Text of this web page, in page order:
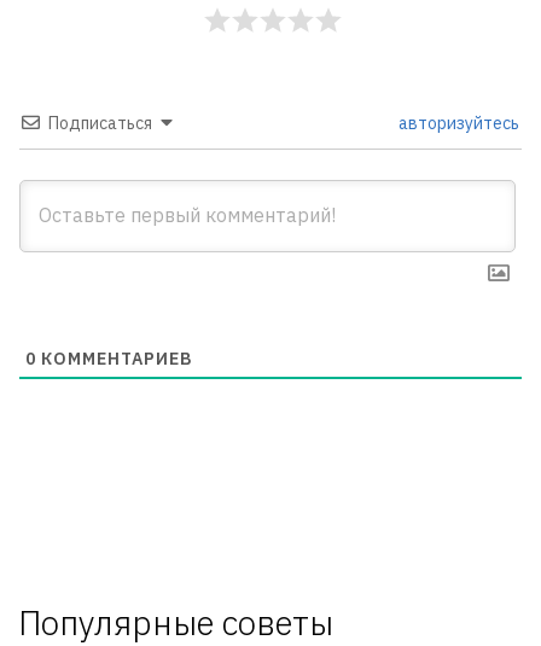
Подписаться авторизуйтесь
0 КОММЕНТАРИЕВ
Популярные советы